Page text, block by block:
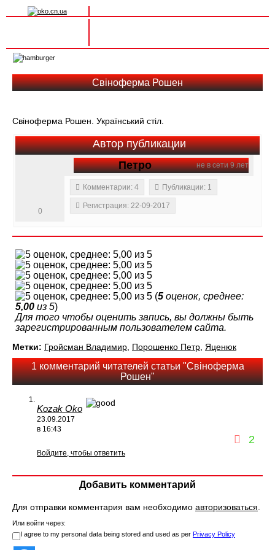
navigation
Свіноферма Рошен
Свіноферма Рошен. Український стіл.
Автор публикации
не в сети 9 лет
Петро
0
Комментарии: 4 Публикации: 1
Регистрация: 22-09-2017
(5 оценок, среднее:
5,00 из 5)
Для того чтобы оценить запись, вы должны быть
зарегистрированным пользователем сайта.
Метки: Гройсман Владимир, Порошенко Петр, Яценюк
1 комментарий читателей статьи "Свіноферма
Рошен"
Kozak Oko
23.09.2017
в 16:43
2
Войдите, чтобы ответить
Добавить комментарий
Для отправки комментария вам необходимо авторизоваться.
Или войти через:
I agree to my personal data being stored and used as per Privacy Policy